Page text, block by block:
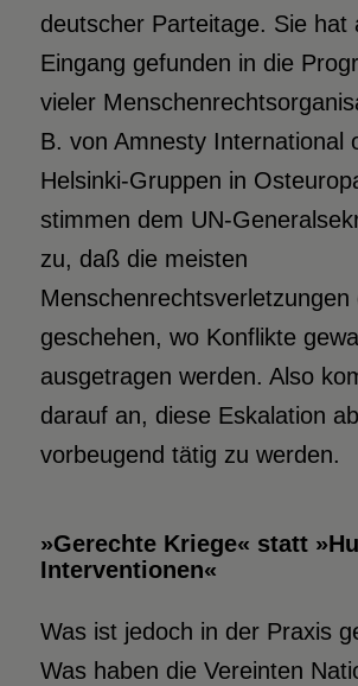
deutscher Parteitage. Sie hat
Eingang gefunden in die
vieler
B. von Amnesty International
Helsinki-Gruppen in
stimmen dem UN-
zu, daß die meisten
Menschenrechtsverletzungen
geschehen, wo Konflikte
ausgetragen werden. Also
darauf an, diese Eskalation
vorbeugend tätig zu werden.
»Gerechte Kriege« statt
Interventionen«
Was ist jedoch in der Praxis
Was haben die Vereinten